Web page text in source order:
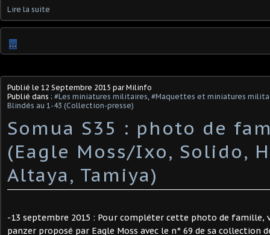
Lire la suite
…
Publié le 12 Septembre 2015 par Milinfo
Publié dans : #Les miniatures militaires, #Maquettes et miniatures
Blindés au 1-43 (Collection-presse)
Somua S35 : photo de
(Eagle Moss/Ixo, Solido,
Altaya, Tamiya)
-13 septembre 2015 : Pour compléter cette photo de famille,
panzer proposé par Eagle Moss avec le n° 69 de sa collection